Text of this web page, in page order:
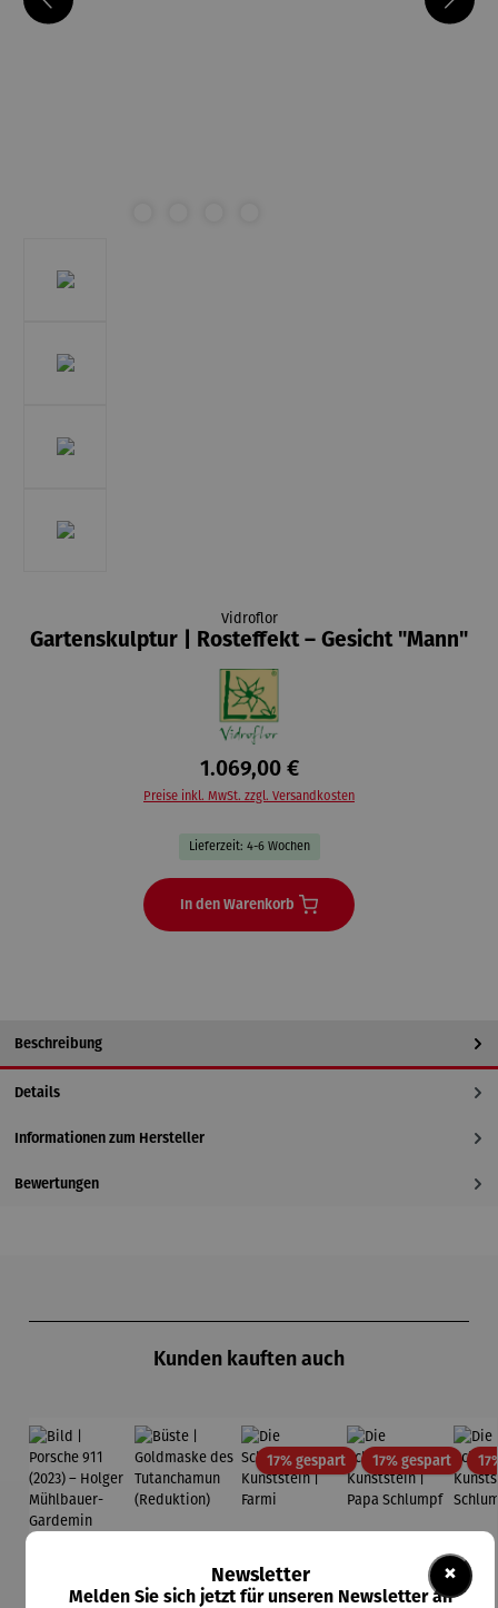
Vidroflor
Gartenskulptur | Rosteffekt – Gesicht "Mann"
1.069,00 €
Preise inkl. MwSt. zzgl. Versandkosten
Lieferzeit: 4-6 Wochen
In den Warenkorb
Beschreibung
Details
Informationen zum Hersteller
Bewertungen
Kunden kauften auch
17% gespartRabatt17% gespartRabatt
×
Newsletter
Melden Sie sich jetzt für unseren Newsletter an